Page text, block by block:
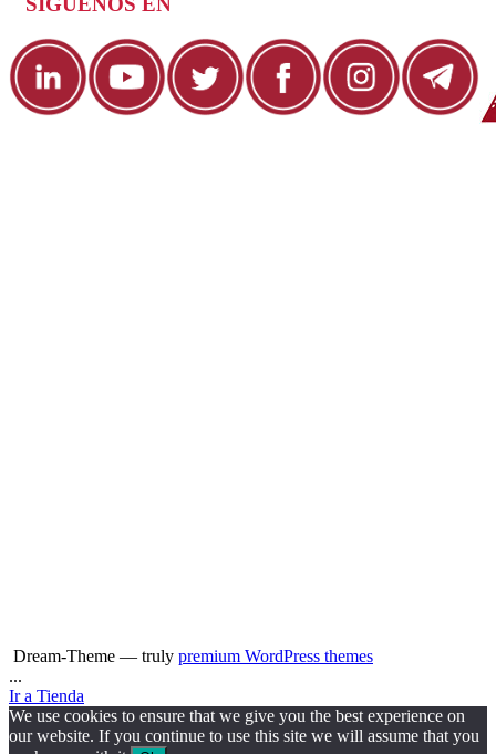
Dream-Theme — truly premium WordPress themes
...
Ir a Tienda
We use cookies to ensure that we give you the best experience on
our website. If you continue to use this site we will assume that you